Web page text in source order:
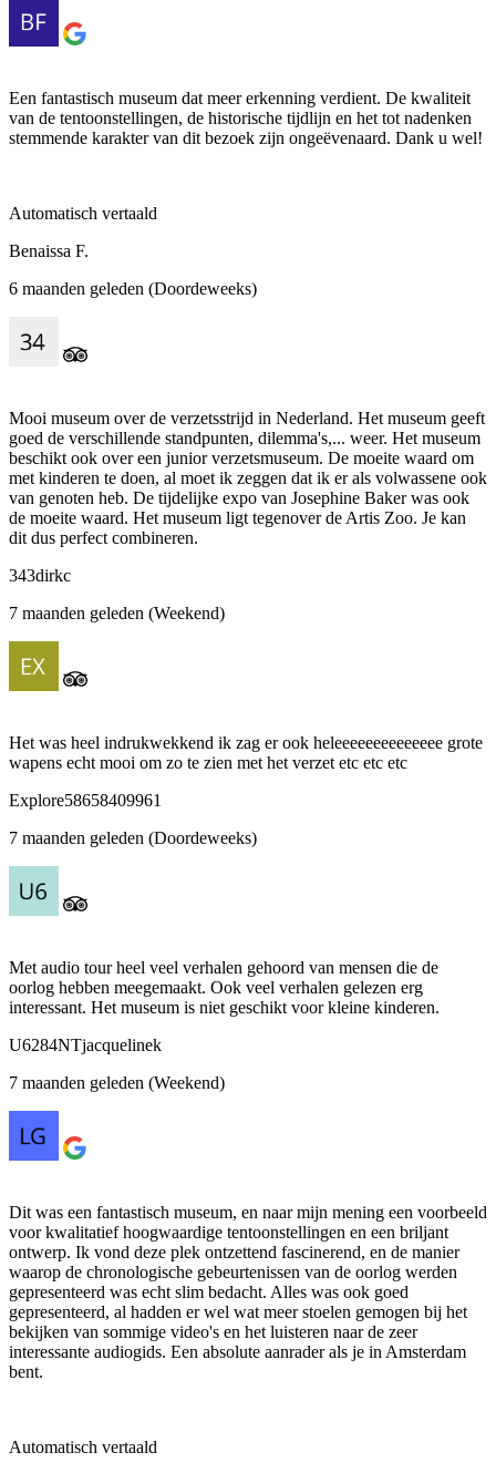
Een fantastisch museum dat meer erkenning verdient. De kwaliteit
van de tentoonstellingen, de historische tijdlijn en het tot nadenken
stemmende karakter van dit bezoek zijn ongeëvenaard. Dank u wel!
Automatisch vertaald
Benaissa F.
6 maanden geleden (Doordeweeks)
Mooi museum over de verzetsstrijd in Nederland. Het museum geeft
goed de verschillende standpunten, dilemma's,... weer. Het museum
beschikt ook over een junior verzetsmuseum. De moeite waard om
met kinderen te doen, al moet ik zeggen dat ik er als volwassene ook
van genoten heb. De tijdelijke expo van Josephine Baker was ook
de moeite waard. Het museum ligt tegenover de Artis Zoo. Je kan
dit dus perfect combineren.
343dirkc
7 maanden geleden (Weekend)
Het was heel indrukwekkend ik zag er ook heleeeeeeeeeeeeee grote
wapens echt mooi om zo te zien met het verzet etc etc etc
Explore58658409961
7 maanden geleden (Doordeweeks)
Met audio tour heel veel verhalen gehoord van mensen die de
oorlog hebben meegemaakt. Ook veel verhalen gelezen erg
interessant. Het museum is niet geschikt voor kleine kinderen.
U6284NTjacquelinek
7 maanden geleden (Weekend)
Dit was een fantastisch museum, en naar mijn mening een voorbeeld
voor kwalitatief hoogwaardige tentoonstellingen en een briljant
ontwerp. Ik vond deze plek ontzettend fascinerend, en de manier
waarop de chronologische gebeurtenissen van de oorlog werden
gepresenteerd was echt slim bedacht. Alles was ook goed
gepresenteerd, al hadden er wel wat meer stoelen gemogen bij het
bekijken van sommige video's en het luisteren naar de zeer
interessante audiogids. Een absolute aanrader als je in Amsterdam
bent.
Automatisch vertaald